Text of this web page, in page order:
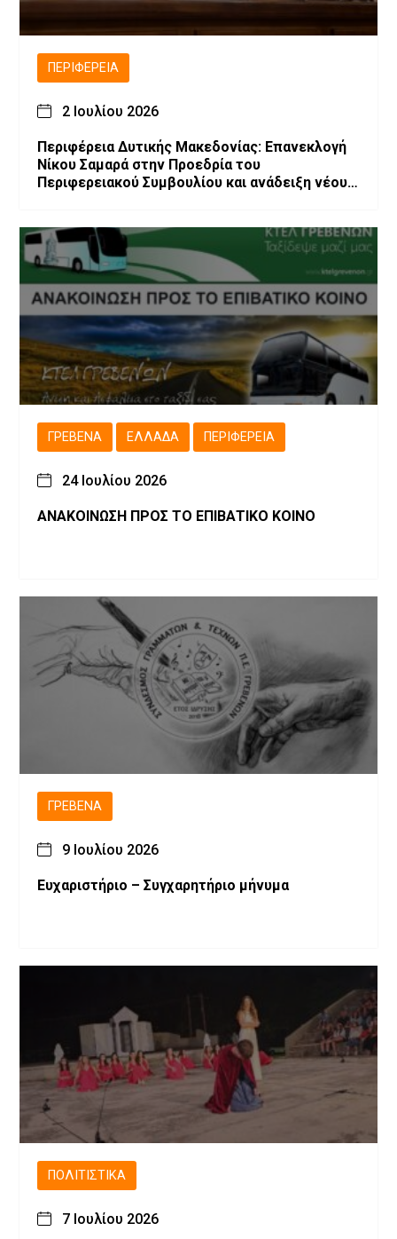
ΠΕΡΙΦΈΡΕΙΑ
2 Ιουλίου 2026
Περιφέρεια Δυτικής Μακεδονίας: Επανεκλογή
Νίκου Σαμαρά στην Προεδρία του
Περιφερειακού Συμβουλίου και ανάδειξη νέου
ΓΡΕΒΕΝΆ ΕΛΛΆΔΑ ΠΕΡΙΦΈΡΕΙΑ
24 Ιουλίου 2026
ΑΝΑΚΟΙΝΩΣΗ ΠΡΟΣ ΤΟ ΕΠΙΒΑΤΙΚΟ ΚΟΙΝΟ
ΓΡΕΒΕΝΆ
9 Ιουλίου 2026
Ευχαριστήριο – Συγχαρητήριο μήνυμα
ΠΟΛΙΤΙΣΤΙΚΆ
7 Ιουλίου 2026